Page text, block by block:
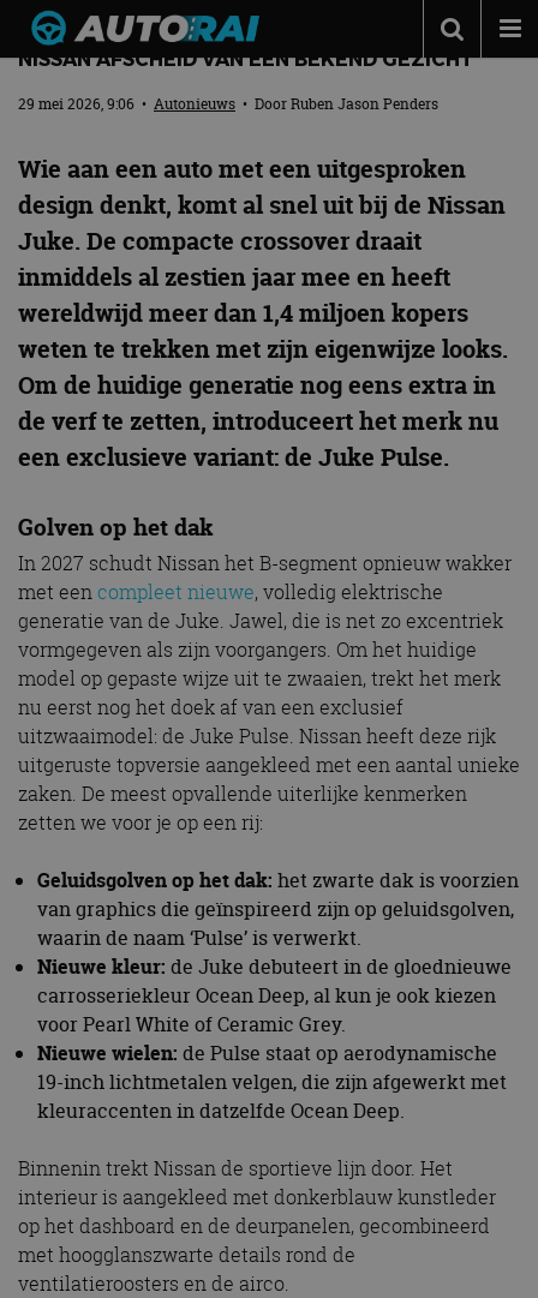
Autotests
Automerken
Adverteren
Contact
MotorRAI.nl
MET DEZE BOMVOLLE UITVOERING NEEMT
NISSAN AFSCHEID VAN EEN BEKEND GEZICHT
29 mei 2026, 9:06 • Autonieuws • DoorRuben Jason Penders
Wie aan een auto met een uitgesproken
design denkt, komt al snel uit bij de Nissan
Juke. De compacte crossover draait
inmiddels al zestien jaar mee en heeft
wereldwijd meer dan 1,4 miljoen kopers
weten te trekken met zijn eigenwijze looks.
Om de huidige generatie nog eens extra in
de verf te zetten, introduceert het merk nu
een exclusieve variant: de Juke Pulse.
Golven op het dak
In 2027 schudt Nissan het B-segment opnieuw wakker
met eencompleet nieuwe, volledig elektrische
generatie van de Juke. Jawel, die is net zo excentriek
vormgegeven als zijn voorgangers. Om het huidige
model op gepaste wijze uit te zwaaien, trekt het merk
nu eerst nog het doek af van een exclusief
uitzwaaimodel: de Juke Pulse. Nissan heeft deze rijk
uitgeruste topversie aangekleed met een aantal unieke
zaken. De meest opvallende uiterlijke kenmerken
zetten we voor je op een rij:
Geluidsgolven op het dak: het zwarte dak is voorzien
van graphics die geïnspireerd zijn op geluidsgolven,
waarin de naam ‘Pulse’ is verwerkt.
Nieuwe kleur: de Juke debuteert in de gloednieuwe
carrosseriekleur Ocean Deep, al kun je ook kiezen
voor Pearl White of Ceramic Grey.
Nieuwe wielen: de Pulse staat op aerodynamische
19-inch lichtmetalen velgen, die zijn afgewerkt met
kleuraccenten in datzelfde Ocean Deep.
Binnenin trekt Nissan de sportieve lijn door. Het
interieur is aangekleed met donkerblauw kunstleder
op het dashboard en de deurpanelen, gecombineerd
met hoogglanszwarte details rond de
ventilatieroosters en de airco.